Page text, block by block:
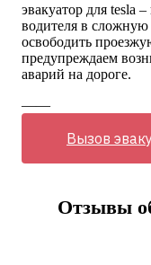
эвакуатор для tesla
водителя в
освободить
предупреждаем
аварий на дороге.
——
Вызов
Отзывы